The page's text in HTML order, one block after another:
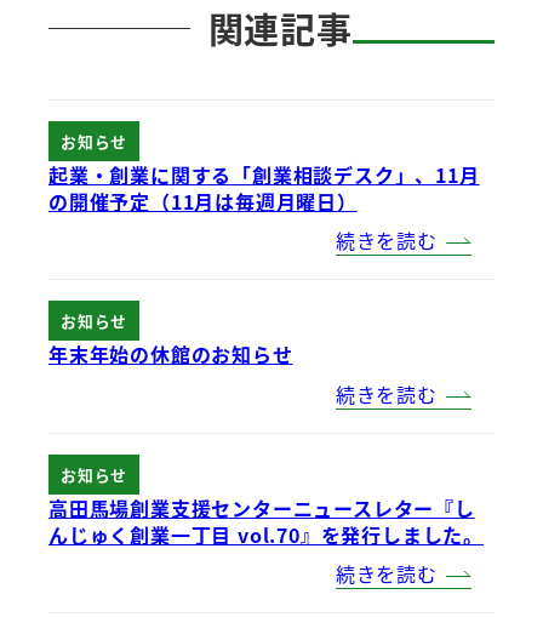
関連記事
お知らせ
起業・創業に関する「創業相談デスク」、11月
の開催予定（11月は毎週月曜日）
続きを読む
お知らせ
年末年始の休館のお知らせ
続きを読む
お知らせ
高田馬場創業支援センターニュースレター『し
んじゅく創業一丁目 vol.70』を発行しました。
続きを読む